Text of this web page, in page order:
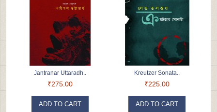
Jantranar Uttaradh..
₹275.00
ADD TO CART
Kreutzer Sonata..
₹225.00
ADD TO CART